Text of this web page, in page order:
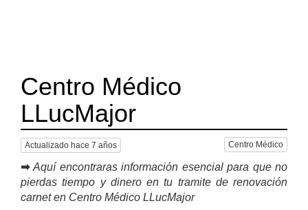
Centro Médico
LLucMajor
Actualizado hace 7 años Centro Médico
➡ Aquí encontraras información esencial para que no
pierdas tiempo y dinero en tu tramite de renovación
carnet en Centro Médico LLucMajor